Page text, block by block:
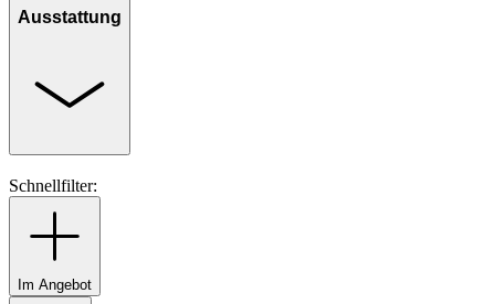
Ausstattung
Schnellfilter:
Im Angebot